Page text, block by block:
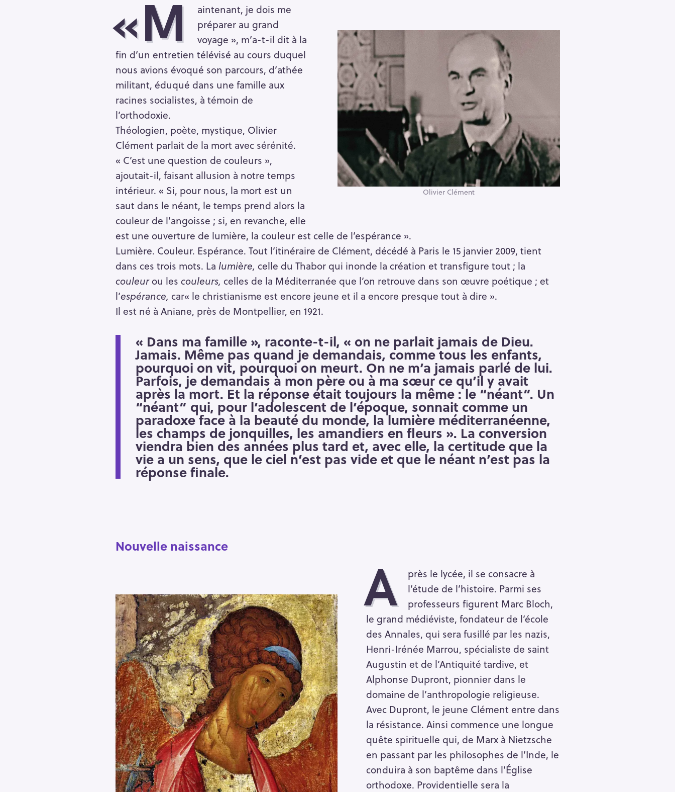
Olivier Clément
«M
aintenant, je dois me
préparer au grand
voyage », m’a-t-il dit à la
fin d’un entretien télévisé au cours duquel
nous avions évoqué son parcours, d’athée
militant, éduqué dans une famille aux
racines socialistes, à témoin de
l’orthodoxie.
Théologien, poète, mystique, Olivier
Clément parlait de la mort avec sérénité.
« C’est une question de couleurs »,
ajoutait-il, faisant allusion à notre temps
intérieur. « Si, pour nous, la mort est un
saut dans le néant, le temps prend alors la
couleur de l’angoisse ; si, en revanche, elle
est une ouverture de lumière, la couleur est celle de l’espérance ».
Lumière. Couleur. Espérance. Tout l’itinéraire de Clément, décédé à Paris le 15 janvier 2009, tient
dans ces trois mots. La lumière, celle du Thabor qui inonde la création et transfigure tout ; la
couleurou les couleurs, celles de la Méditerranée que l’on retrouve dans son œuvre poétique ; et
l’espérance, car« le christianisme est encore jeune et il a encore presque tout à dire ».
Il est né à Aniane, près de Montpellier, en 1921.
« Dans ma famille », raconte-t-il, « on ne parlait jamais de Dieu.
Jamais. Même pas quand je demandais, comme tous les enfants,
pourquoi on vit, pourquoi on meurt. On ne m’a jamais parlé de lui.
Parfois, je demandais à mon père ou à ma sœur ce qu’il y avait
après la mort. Et la réponse était toujours la même : le “néant”. Un
“néant” qui, pour l’adolescent de l’époque, sonnait comme un
paradoxe face à la beauté du monde, la lumière méditerranéenne,
les champs de jonquilles, les amandiers en fleurs ». La conversion
viendra bien des années plus tard et, avec elle, la certitude que la
vie a un sens, que le ciel n’est pas vide et que le néant n’est pas la
réponse finale.
Nouvelle naissance
A
près le lycée, il se consacre à
l’étude de l’histoire. Parmi ses
professeurs figurent Marc Bloch,
le grand médiéviste, fondateur de l’école
des Annales, qui sera fusillé par les nazis,
Henri-Irénée Marrou, spécialiste de saint
Augustin et de l’Antiquité tardive, et
Alphonse Dupront, pionnier dans le
domaine de l’anthropologie religieuse.
Avec Dupront, le jeune Clément entre dans
la résistance. Ainsi commence une longue
quête spirituelle qui, de Marx à Nietzsche
en passant par les philosophes de l’Inde, le
conduira à son baptême dans l’Église
orthodoxe. Providentielle sera la
Press Esc to cancel.